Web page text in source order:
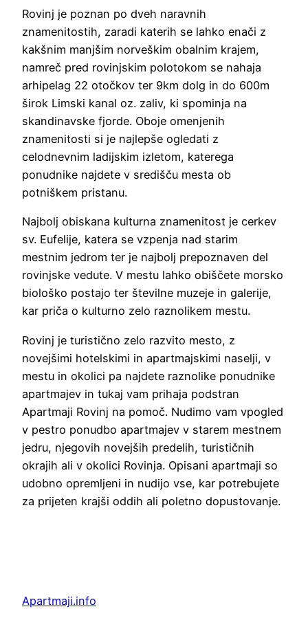
Rovinj je poznan po dveh naravnih
znamenitostih, zaradi katerih se lahko enači z
kakšnim manjšim norveškim obalnim krajem,
namreč pred rovinjskim polotokom se nahaja
arhipelag 22 otočkov ter 9km dolg in do 600m
širok Limski kanal oz. zaliv, ki spominja na
skandinavske fjorde. Oboje omenjenih
znamenitosti si je najlepše ogledati z
celodnevnim ladijskim izletom, katerega
ponudnike najdete v središču mesta ob
potniškem pristanu.
Najbolj obiskana kulturna znamenitost je cerkev
sv. Eufelije, katera se vzpenja nad starim
mestnim jedrom ter je najbolj prepoznaven del
rovinjske vedute. V mestu lahko obiščete morsko
biološko postajo ter številne muzeje in galerije,
kar priča o kulturno zelo raznolikem mestu.
Rovinj je turistično zelo razvito mesto, z
novejšimi hotelskimi in apartmajskimi naselji, v
mestu in okolici pa najdete raznolike ponudnike
apartmajev in tukaj vam prihaja podstran
Apartmaji Rovinj na pomoč. Nudimo vam vpogled
v pestro ponudbo apartmajev v starem mestnem
jedru, njegovih novejših predelih, turističnih
okrajih ali v okolici Rovinja. Opisani apartmaji so
udobno opremljeni in nudijo vse, kar potrebujete
za prijeten krajši oddih ali poletno dopustovanje.
Apartmaji.info